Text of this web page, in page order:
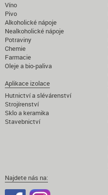
Víno
Pivo
Alkoholické nápoje
Nealkoholické nápoje
Potraviny
Chemie
Farmacie
Oleje a bio-paliva
Aplikace izolace
Hutnictví a slévárenství
Strojírenství
Sklo a keramika
Stavebnictví
Najdete nás na: